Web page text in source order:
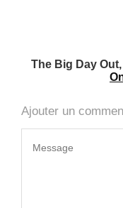
The Big Day
Ajouter un